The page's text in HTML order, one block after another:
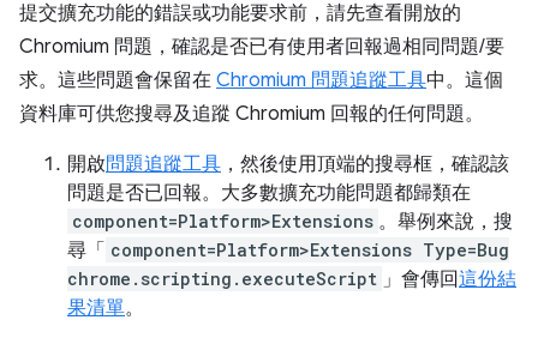
提交擴充功能的錯誤或功能要求前，請先查看開放的
Chromium 問題，確認是否已有使用者回報過相同問題/要
求。這些問題會保留在 Chromium 問題追蹤工具中。這個
資料庫可供您搜尋及追蹤 Chromium 回報的任何問題。
開啟問題追蹤工具 ，然後使用頂端的搜尋框，確認該
問題是否已回報。大多數擴充功能問題都歸類在
component=Platform>Extensions 。舉例來說，搜
尋「 component=Platform>Extensions Type=Bug
chrome.scripting.executeScript 」會傳回這份結
果清單。